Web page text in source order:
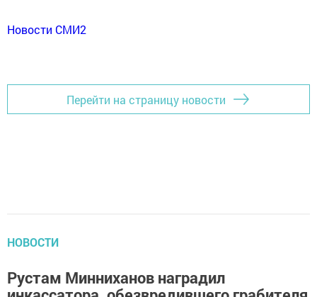
Новости СМИ2
Перейти на страницу новости
НОВОСТИ
Рустам Минниханов наградил